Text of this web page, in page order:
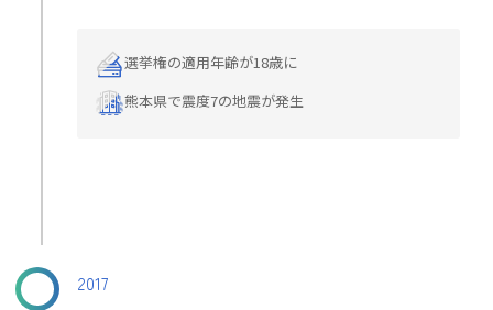
選挙権の適用年齢が18歳に
熊本県で震度7の地震が発生
2017